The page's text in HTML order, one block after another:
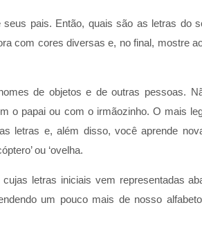
pais. Então, quais são as letras do
com cores diversas e, no final, mostre
de objetos e de outras pessoas.
o papai ou com o irmãozinho. O mais
letras e, além disso, você aprende
ou ‘ovelha.
letras iniciais vem representadas
um pouco mais de nosso